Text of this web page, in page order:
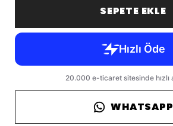
SEPETE EKLE
WHATSAPP